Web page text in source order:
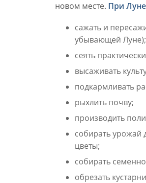
новом месте. При
сажать и
убывающей Луне);
сеять
высаживать
подкармливать
рыхлить почву;
производить
собирать урожай
цветы;
собирать
обрезать